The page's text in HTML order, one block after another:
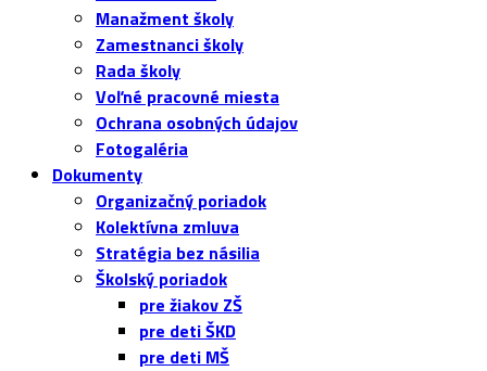
Manažment školy
Zamestnanci školy
Rada školy
Voľné pracovné miesta
Ochrana osobných údajov
Fotogaléria
Dokumenty
Organizačný poriadok
Kolektívna zmluva
Stratégia bez násilia
Školský poriadok
pre žiakov ZŠ
pre deti ŠKD
pre deti MŠ